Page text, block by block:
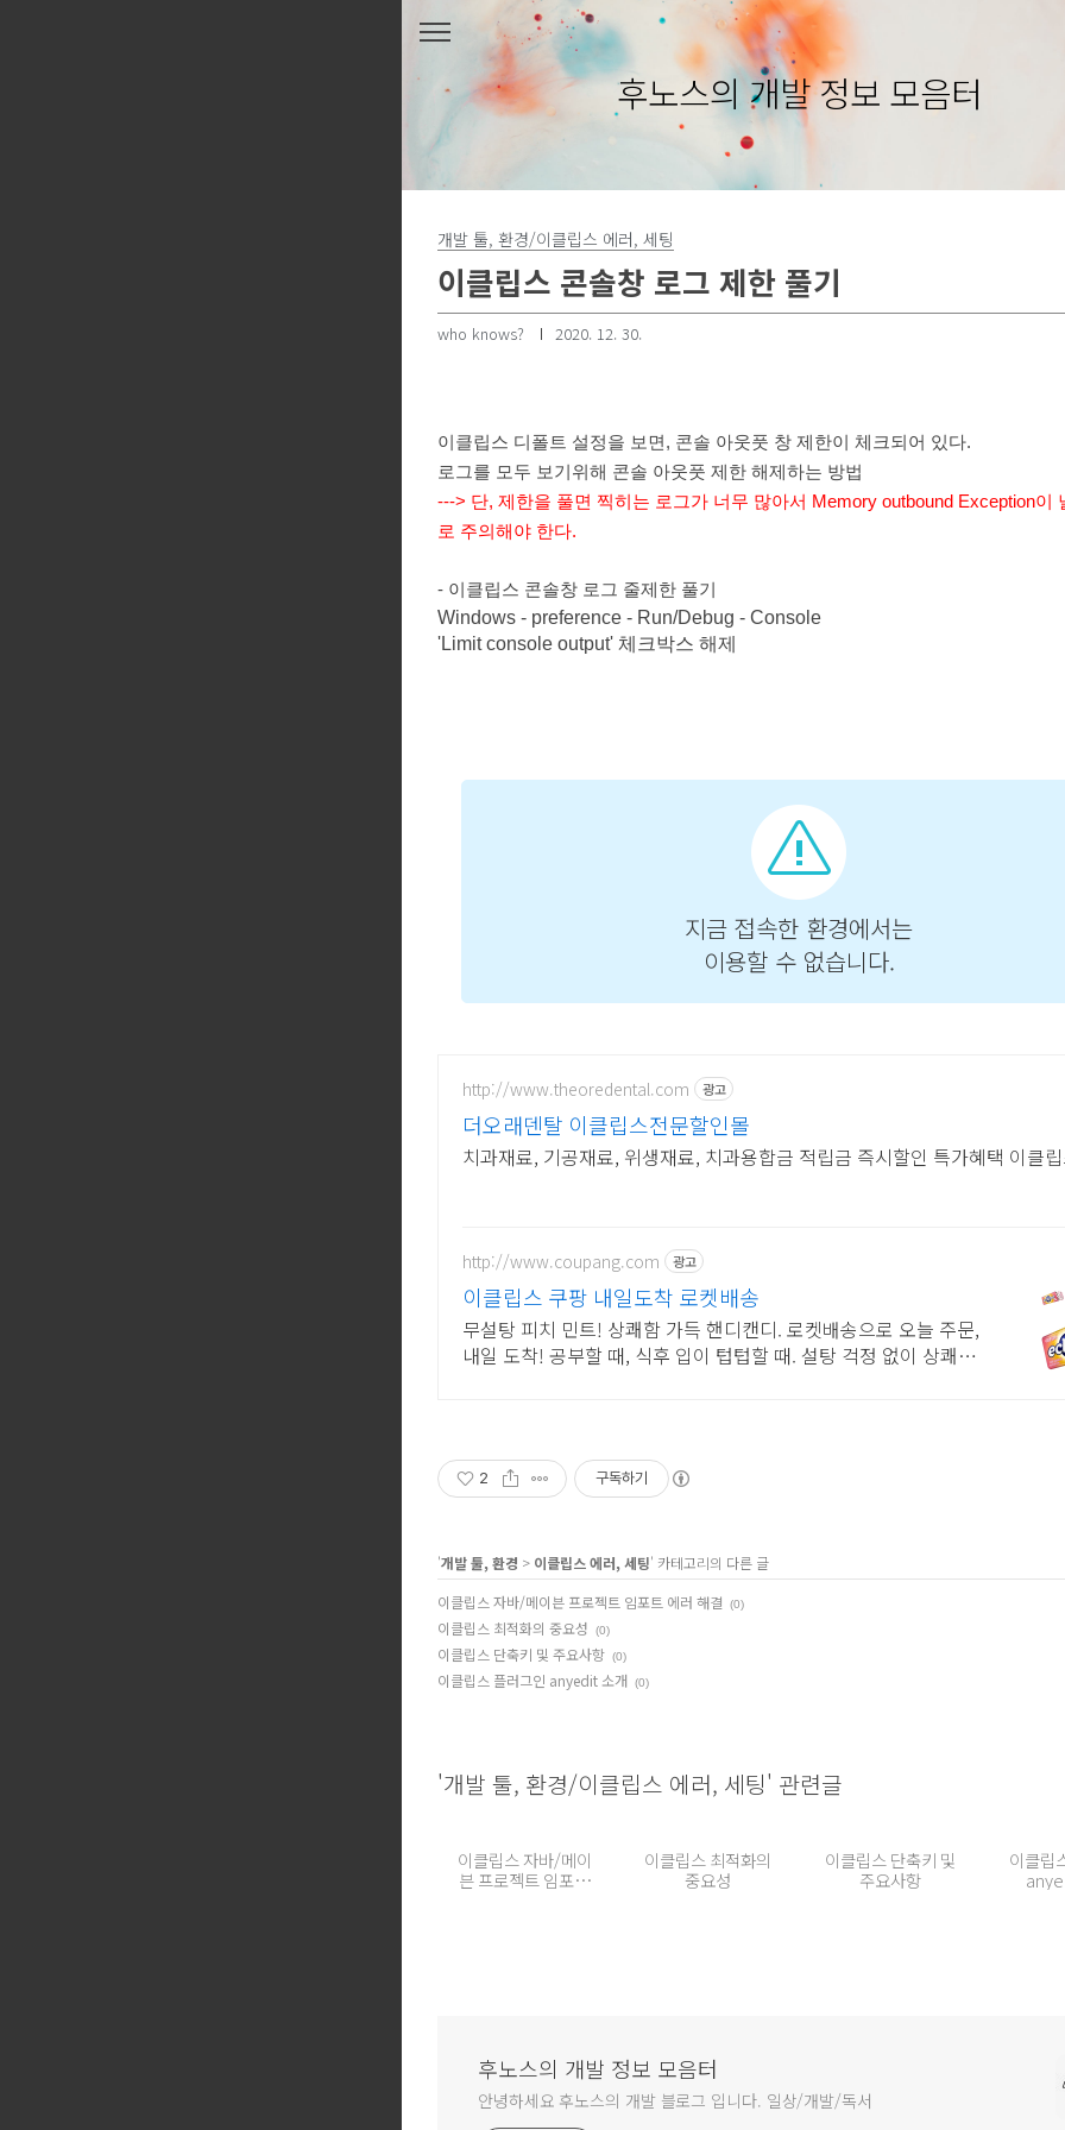
후노스의 개발 정보 모음터
개발 툴, 환경/이클립스 에러, 세팅
이클립스 콘솔창 로그 제한 풀기
who knows? 2020. 12. 30.
이클립스 디폴트 설정을 보면, 콘솔 아웃풋 창 제한이 체크되어 있다.
로그를 모두 보기위해 콘솔 아웃풋 제한 해제하는 방법
---> 단, 제한을 풀면 찍히는 로그가 너무 많아서 Memory outbound Exception이
로 주의해야 한다.
- 이클립스 콘솔창 로그 줄제한 풀기
Windows - preference - Run/Debug - Console
'Limit console output' 체크박스 해제
http://www.theoredental.com 광고
더오래덴탈 이클립스전문할인몰
치과재료, 기공재료, 위생재료, 치과용합금 적립금 즉시할인 특가혜택 이클
http://www.coupang.com 광고
이클립스 쿠팡 내일도착 로켓배송
무설탕 피치 민트! 상쾌함 가득 핸디캔디. 로켓배송으로 오늘 주문,
내일 도착! 공부할 때, 식후 입이 텁텁할 때. 설탕 걱정 없이 상쾌함
2 구독하기
'개발 툴, 환경 > 이클립스 에러, 세팅' 카테고리의 다른 글
이클립스 자바/메이븐 프로젝트 임포트 에러 해결
(0)
이클립스 최적화의 중요성 (0)
이클립스 단축키 및 주요사항 (0)
이클립스 플러그인 anyedit 소개 (0)
'개발 툴, 환경/이클립스 에러, 세팅' 관련글
이클립스 자바/메이
븐 프로젝트 임포트
이클립스 최적화의
중요성
이클립스 단축키 및
주요사항
이클립
후노스의 개발 정보 모음터
안녕하세요 후노스의 개발 블로그 입니다. 일상/개발/독서